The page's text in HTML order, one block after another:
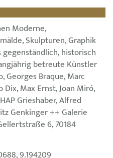
Moderne,
Skulpturen, Graphik
historisch
betreute Künstler
Georges Braque, Marc
Max Ernst, Joan Miró,
Grieshaber, Alfred
Genkinger ++ Galerie
6, 70184
9.194209